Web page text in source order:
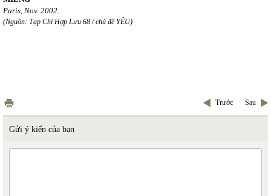
Paris, Nov. 2002.
(Nguồn: Tạp Chí Hợp Lưu 68 / chủ đề YÊU)
Trước Sau
Gửi ý kiến của bạn